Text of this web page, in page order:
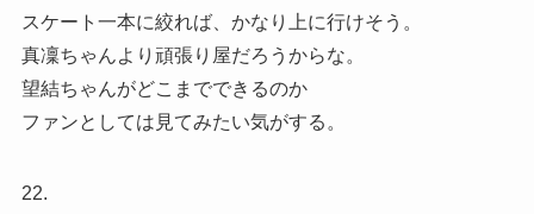
スケート一本に絞れば、かなり上に行けそう。
真凜ちゃんより頑張り屋だろうからな。
望結ちゃんがどこまでできるのか
ファンとしては見てみたい気がする。
22.